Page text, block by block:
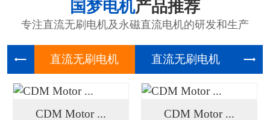
国梦电机产品推荐
专注直流无刷电机及永磁直流电机的研发和生产
直流无刷 直流无刷 高压
CDM Motor ... CDM Motor ...